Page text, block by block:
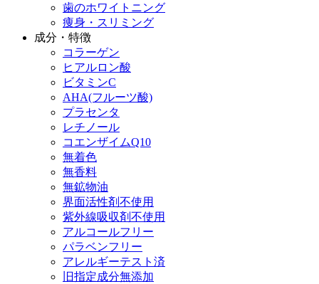
歯のホワイトニング
痩身・スリミング
成分・特徴
コラーゲン
ヒアルロン酸
ビタミンC
AHA(フルーツ酸)
プラセンタ
レチノール
コエンザイムQ10
無着色
無香料
無鉱物油
界面活性剤不使用
紫外線吸収剤不使用
アルコールフリー
パラベンフリー
アレルギーテスト済
旧指定成分無添加